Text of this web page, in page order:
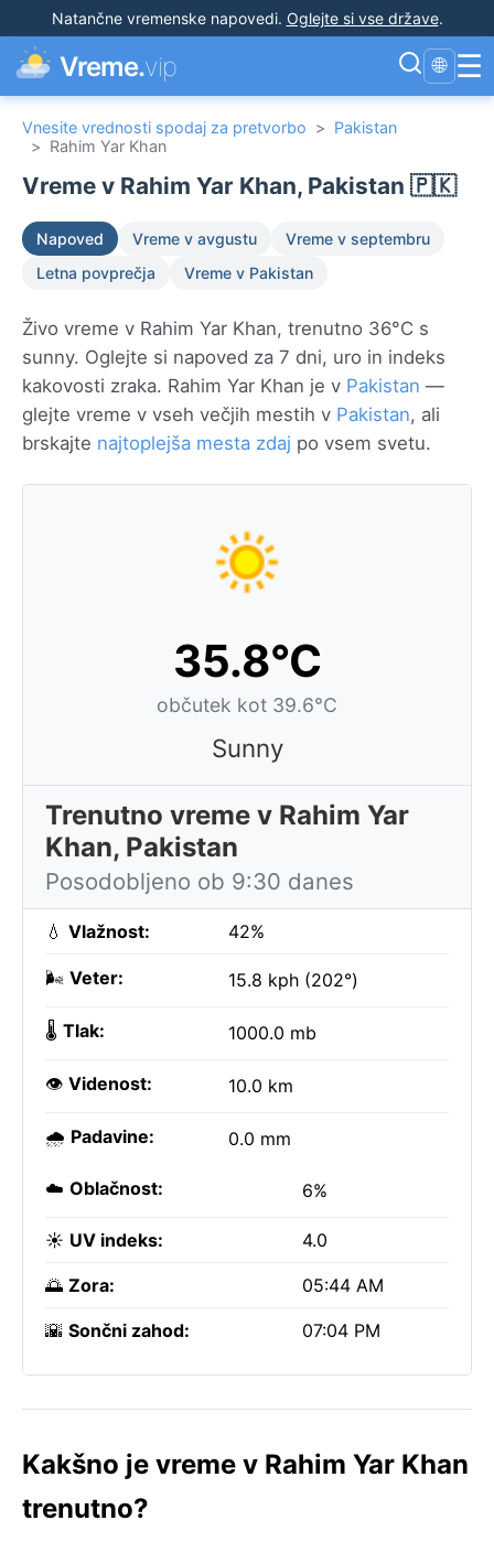
Natančne vremenske napovedi. Oglejte si vse države.
Vreme.vip 🌐 ☰
Vnesite vrednosti spodaj za pretvorbo > Pakistan
> Rahim Yar Khan
Vreme v Rahim Yar Khan, Pakistan 🇵🇰
Napoved Vreme v avgustu
Vreme v septembru
Letna povprečja
Vreme v Pakistan
Živo vreme v Rahim Yar Khan, trenutno 36°C s
sunny. Oglejte si napoved za 7 dni, uro in indeks
kakovosti zraka. Rahim Yar Khan je v Pakistan —
glejte vreme v vseh večjih mestih v Pakistan, ali
brskajte najtoplejša mesta zdaj po vsem svetu.
35.8°C
občutek kot 39.6°C
Sunny
Trenutno vreme v Rahim Yar
Khan, Pakistan
Posodobljeno ob 9:30 danes
💧 Vlažnost: 42%
🌬️ Veter: 15.8 kph (202°)
🌡️ Tlak: 1000.0 mb
👁️ Videnost: 10.0 km
🌧️ Padavine: 0.0 mm
☁️ Oblačnost: 6%
☀️ UV indeks: 4.0
🌅 Zora: 05:44 AM
🌇 Sončni zahod: 07:04 PM
Kakšno je vreme v Rahim Yar Khan
trenutno?